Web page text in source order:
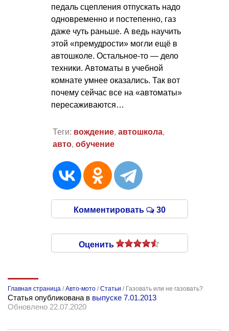
педаль сцепления отпускать надо
одновременно и постепенно, газ
даже чуть раньше. А ведь научить
этой «премудрости» могли ещё в
автошколе. Остальное-то — дело
техники. Автоматы в учебной
комнате умнее оказались. Так вот
почему сейчас все на «автоматы»
пересаживаются…
Теги: вождение, автошкола,
авто, обучение
Комментировать 30
Оценить
Главная страница /Авто-мото /Статьи / Газовать или не газовать?
Статья опубликована в выпуске 7.01.2013
Обновлено 22.07.2020